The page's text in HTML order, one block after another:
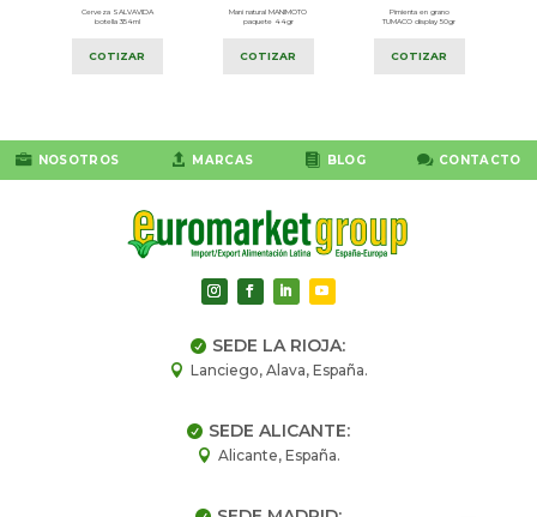
Cerveza SALVAVIDA
botella 354ml
COTIZAR
Mani natural MANIMOTO
paquete 44gr
COTIZAR
Pimienta en grano
TUMACO display 50gr
COTIZAR
 NOSOTROS  MARCAS  BLOG  CONTACTO
 SEDE LA RIOJA:
 Lanciego, Alava, España.
 SEDE ALICANTE:
 Alicante, España.